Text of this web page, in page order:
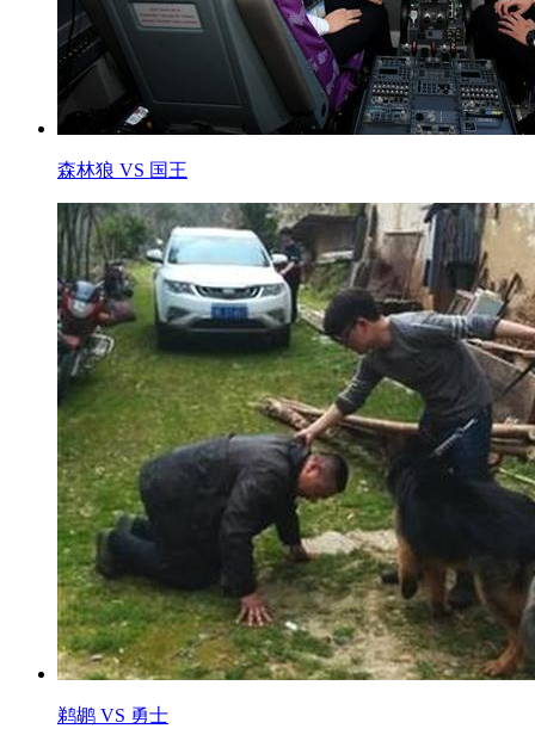
森林狼 VS 国王
鹈鹕 VS 勇士